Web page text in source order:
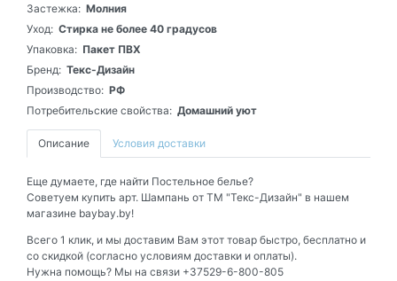
Застежка: Молния
Уход: Стирка не более 40 градусов
Упаковка: Пакет ПВХ
Бренд: Текс-Дизайн
Производство: РФ
Потребительские свойства: Домашний уют
Описание Условия доставки
Еще думаете, где найти Постельное белье?
Советуем купить арт. Шампань от ТМ "Текс-Дизайн" в нашем
магазине baybay.by!
Всего 1 клик, и мы доставим Вам этот товар быстро, бесплатно и
со скидкой (согласно условиям доставки и оплаты).
Нужна помощь? Мы на связи +37529-6-800-805